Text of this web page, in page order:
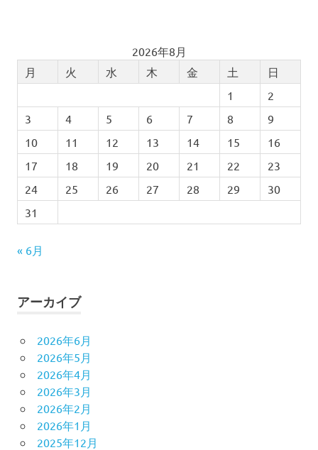
2026年8月
月
火 水 木 金 土
日
1
2
3
4 5 6 7 8
9
10
11 12 13 14 15
16
17
18 19 20 21 22
23
24
25 26 27 28 29
30
31
« 6月
アーカイブ
2026年6月
2026年5月
2026年4月
2026年3月
2026年2月
2026年1月
2025年12月